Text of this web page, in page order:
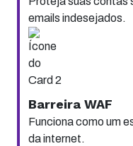
emails indesejados.
Barreira WAF
Funciona como um
da internet.